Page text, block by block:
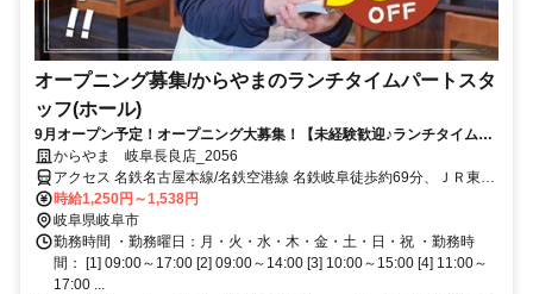
オープニング募集/からやまのランチタイムパートスタ
ッフ(ホール)
9月オープン予定！オープニング大募集！【未経験歓迎♪ランチタイム募
集】初バイト・ブランクOK◆週2日～＆9時～17時のうち1日3時間～
OK◆車・バイク通勤OK！◆副業・Wワーク可◆主婦（夫）さん・学生
さん・フリーターさん活躍中◆まかないはボリューム満点＆半額♪◆面接
時は履歴書不要
からやま 岐阜長良店_2056
アクセス 名鉄名古屋本線/名鉄空港線 名鉄岐阜徒歩約69分、ＪＲ東海
道本線 岐阜長良口徒歩約72分、名鉄各務原線/名鉄犬山線 田神徒歩約
72分 岐阜環状線 クリーンループぎふ(県道77号)沿い／「岐阜駅」か
ら車で2分「福光東2」交差点スグ／岐阜メモリアルセンターから徒歩
5分
時給1,250円～1,538円
岐阜県岐阜市
勤務時間 ・勤務曜日：月・火・水・木・金・土・日・祝 ・勤務時
間： [1] 09:00～17:00 [2] 09:00～14:00 [3] 10:00～15:00 [4] 11:00～
17:00 ...